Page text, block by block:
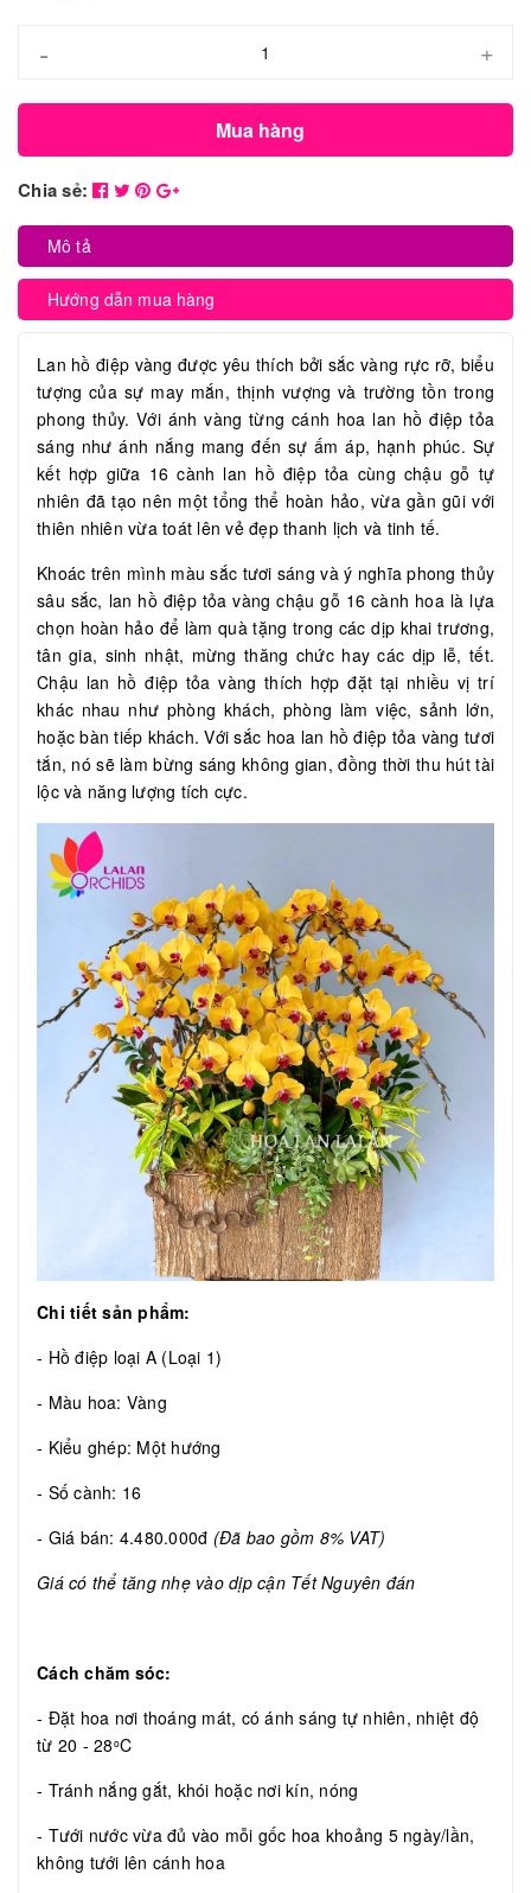
- +
Mua hàng
Chia sẻ:
Mô tả
Hướng dẫn mua hàng
Lan hồ điệp vàng được yêu thích bởi sắc vàng rực rỡ, biểu
tượng của sự may mắn, thịnh vượng và trường tồn trong
phong thủy. Với ánh vàng từng cánh hoa lan hồ điệp tỏa
sáng như ánh nắng mang đến sự ấm áp, hạnh phúc. Sự
kết hợp giữa 16 cành lan hồ điệp tỏa cùng chậu gỗ tự
nhiên đã tạo nên một tổng thể hoàn hảo, vừa gần gũi với
thiên nhiên vừa toát lên vẻ đẹp thanh lịch và tinh tế.
Khoác trên mình màu sắc tươi sáng và ý nghĩa phong thủy
sâu sắc, lan hồ điệp tỏa vàng chậu gỗ 16 cành hoa là lựa
chọn hoàn hảo để làm quà tặng trong các dịp khai trương,
tân gia, sinh nhật, mừng thăng chức hay các dịp lễ, tết.
Chậu lan hồ điệp tỏa vàng thích hợp đặt tại nhiều vị trí
khác nhau như phòng khách, phòng làm việc, sảnh lớn,
hoặc bàn tiếp khách. Với sắc hoa lan hồ điệp tỏa vàng tươi
tắn, nó sẽ làm bừng sáng không gian, đồng thời thu hút tài
lộc và năng lượng tích cực.
Chi tiết sản phẩm:
- Hồ điệp loại A (Loại 1)
- Màu hoa: Vàng
- Kiểu ghép: Một hướng
- Số cành: 16
- Giá bán: 4.480.000đ (Đã bao gồm 8% VAT)
Giá có thể tăng nhẹ vào dịp cận Tết Nguyên đán
Cách chăm sóc:
- Đặt hoa nơi thoáng mát, có ánh sáng tự nhiên, nhiệt độ
từ 20 - 28oC
- Tránh nắng gắt, khói hoặc nơi kín, nóng
- Tưới nước vừa đủ vào mỗi gốc hoa khoảng 5 ngày/lần,
không tưới lên cánh hoa